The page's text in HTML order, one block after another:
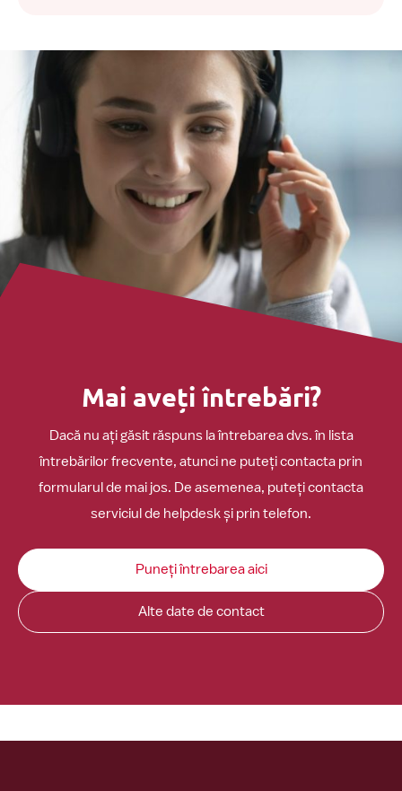
Mai aveți întrebări?
Dacă nu ați găsit răspuns la întrebarea dvs. în lista
întrebărilor frecvente, atunci ne puteți contacta prin
formularul de mai jos. De asemenea, puteți contacta
serviciul de helpdesk și prin telefon.
Puneți întrebarea aici
Alte date de contact